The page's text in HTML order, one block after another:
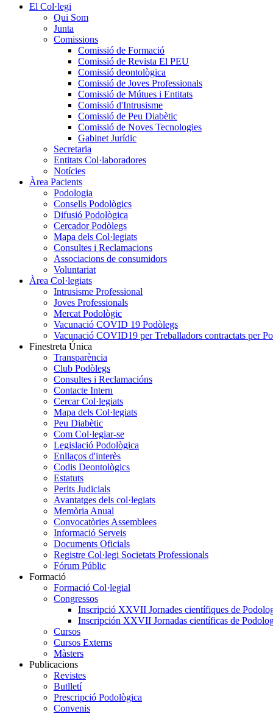
El Col·legi
Qui Som
Junta
Comissions
Comissió de Formació
Comissió de Revista El PEU
Comissió deontològica
Comissió de Joves Professionals
Comissió de Mútues i Entitats
Comissió d'Intrusisme
Comissió de Peu Diabètic
Comissió de Noves Tecnologies
Gabinet Jurídic
Secretaria
Entitats Col·laboradores
Notícies
Àrea Pacients
Podologia
Consells Podològics
Difusió Podològica
Cercador Podòlegs
Mapa dels Col·legiats
Consultes i Reclamacions
Associacions de consumidors
Voluntariat
Àrea Col·legiats
Intrusisme Professional
Joves Professionals
Mercat Podològic
Vacunació COVID 19 Podòlegs
Vacunació COVID19 per Treballadors contractats per
Finestreta Única
Transparència
Club Podòlegs
Consultes i Reclamacións
Contacte Intern
Cercar Col·legiats
Mapa dels Col·legiats
Peu Diabètic
Com Col·legiar-se
Legislació Podològica
Enllaços d'interès
Codis Deontològics
Estatuts
Perits Judicials
Avantatges dels col·legiats
Memòria Anual
Convocatòries Assemblees
Informació Serveis
Documents Oficials
Registre Col·legi Societats Professionals
Fórum Públic
Formació
Formació Col·legial
Congressos
Inscripció XXVII Jornades científiques de
Inscripción XXVII Jornadas científicas de
Cursos
Cursos Externs
Màsters
Publicacions
Revistes
Butlletí
Prescripció Podològica
Convenis